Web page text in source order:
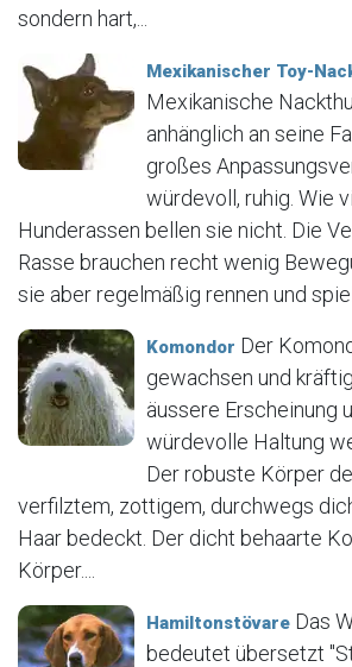
sondern hart,...
Mexikanischer Toy-
Mexikanische
anhänglich an seine
großes
würdevoll, ruhig. Wie
Hunderassen bellen sie nicht. Die
Rasse brauchen recht wenig
sie aber regelmäßig rennen und
Komondor Der
gewachsen und
äussere Erscheinung
würdevolle Haltung
Der robuste Körper
verfilztem, zottigem, durchwegs
Haar bedeckt. Der dicht behaarte
Körper....
Hamiltonstövare Das
bedeutet übersetzt